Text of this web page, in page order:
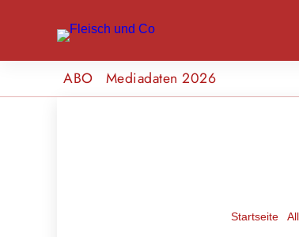
ABO Mediadaten 2026
Startseite